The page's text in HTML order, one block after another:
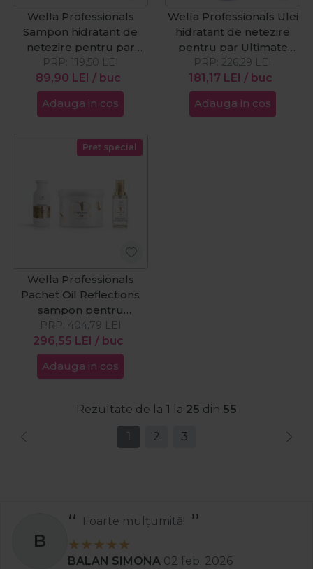
Wella Professionals
Sampon hidratant de
netezire pentru par
Ultimate Smooth 250ml
89,90 LEI / buc
PRP: 119,50 LEI
Adauga in cos
Wella Professionals Ulei
hidratant de netezire
pentru par Ultimate
Smooth Miracle Oil
100ml
181,17 LEI / buc
PRP: 226,29 LEI
Adauga in cos
Pret special
Wella Professionals
Pachet Oil Reflections
sampon pentru
luminozitate 250 ml + Oil
Reflections masca
pentru luminozitate 500
ml + Oil Reflections
pentru netezire si
stralucire 100 ml
296,55 LEI / buc
PRP: 404,79 LEI
Adauga in cos
Rezultate de la 1 la 25 din 55
1 2 3
S
Recomand
Stanciu Aura Andreea 02 apr. 2025